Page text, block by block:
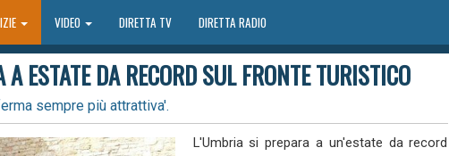
VIDEO DIRETTA TV DIRETTA RADIO
ESTATE DA RECORD SUL FRONTE TURISTICO
sempre più attrattiva'.
L'Umbria si prepara a un'estate da record